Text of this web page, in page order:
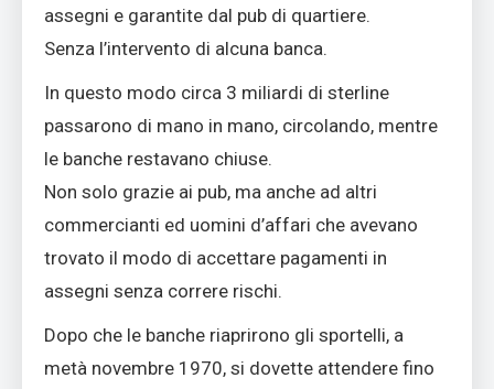
assegni e garantite dal pub di quartiere.
Senza l’intervento di alcuna banca.
In questo modo circa 3 miliardi di sterline
passarono di mano in mano, circolando, mentre
le banche restavano chiuse.
Non solo grazie ai pub, ma anche ad altri
commercianti ed uomini d’affari che avevano
trovato il modo di accettare pagamenti in
assegni senza correre rischi.
Dopo che le banche riaprirono gli sportelli, a
metà novembre 1970, si dovette attendere fino